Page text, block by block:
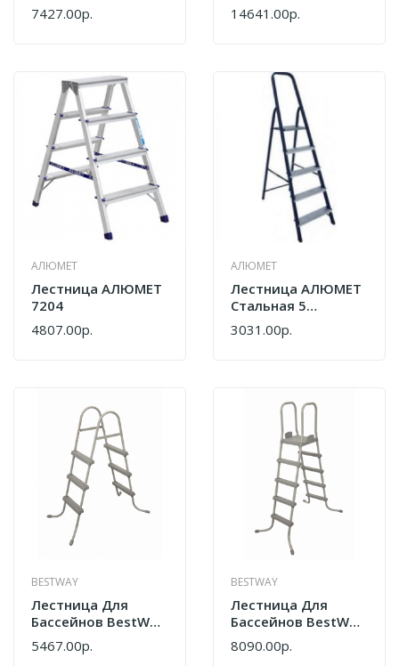
7427.00р.
14641.00р.
АЛЮМЕТ
Лестница АЛЮМЕТ
7204
4807.00р.
АЛЮМЕТ
Лестница АЛЮМЕТ
Стальная 5
Ступеней
8305/zz405
3031.00р.
BESTWAY
Лестница Для
Бассейнов BestWay
107см 58335
5467.00р.
BESTWAY
Лестница Для
Бассейнов BestWay
132см 58337
8090.00р.